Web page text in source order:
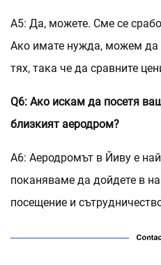
A5: Да, можете. Сме се
Ако имате нужда, можем да
тях, така че да сравните
Q6: Ако искам да посетя
близкият аеродром?
A6: Аеродромът в Йиву е
поканяваме да дойдете в
посещение и